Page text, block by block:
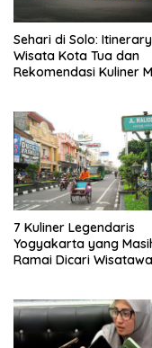
Sehari di Solo: Itinerary
Wisata Kota Tua dan
Rekomendasi Kuliner
7 Kuliner Legendaris
Yogyakarta yang
Ramai Dicari